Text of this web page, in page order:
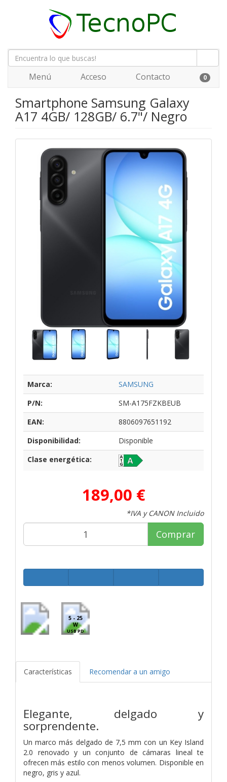
Menú Acceso Contacto 0
Smartphone Samsung Galaxy
A17 4GB/ 128GB/ 6.7"/ Negro
Marca:
SAMSUNG
P/N:
SM-A175FZKBEUB
EAN:
8806097651192
Disponibilidad:
Disponible
Clase energética:
189,00 €
*IVA y CANON Incluido
Comprar
5 - 25
W
USB PD
Características Recomendar a un amigo
Elegante, delgado y
sorprendente.
Un marco más delgado de 7,5 mm con un Key Island
2.0 renovado y un conjunto de cámaras lineal te
ofrecen más estilo con menos volumen. Disponible en
negro, gris y azul.